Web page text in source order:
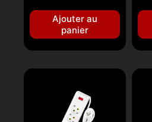
Ajouter au
panier